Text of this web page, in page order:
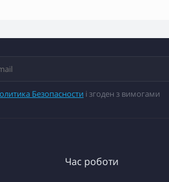
Безопасности і згоден з вимогами
Час роботи